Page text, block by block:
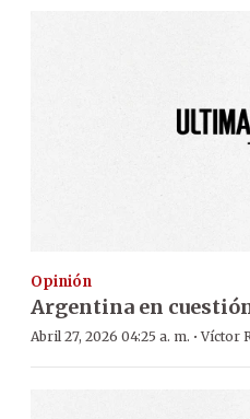
Opinión
Argentina en
Abril 27, 2026 04:25 a. m. ·Víctor